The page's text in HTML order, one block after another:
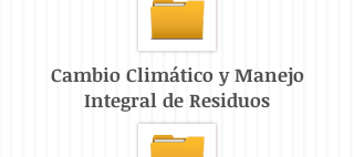
Cambio Climático y Manejo
Integral de Residuos